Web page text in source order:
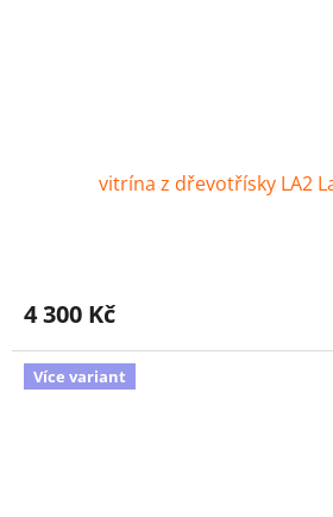
vitrína z dřevotřísky LA2
4 300 Kč
Více variant